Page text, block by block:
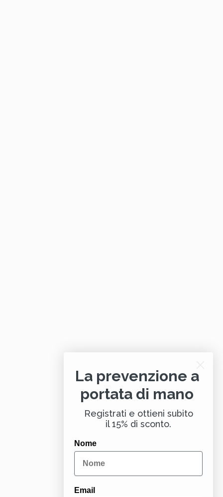
La prevenzione a
portata di mano
Registrati e ottieni subito
il 15% di sconto.
Nome
Email